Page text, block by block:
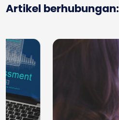
Artikel berhubungan: